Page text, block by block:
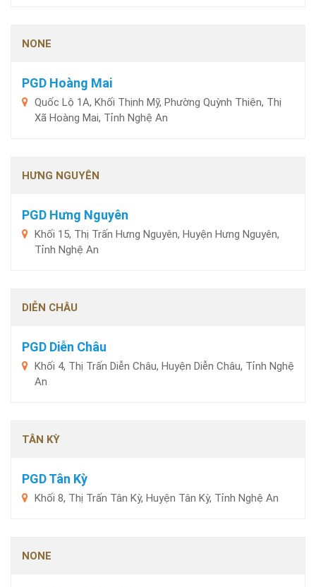
NONE
PGD Hoàng Mai
Quốc Lộ 1A, Khối Thịnh Mỹ, Phường Quỳnh Thiện, Thị
Xã Hoàng Mai, Tỉnh Nghệ An
HƯNG NGUYÊN
PGD Hưng Nguyên
Khối 15, Thị Trấn Hưng Nguyên, Huyện Hưng Nguyên,
Tỉnh Nghệ An
DIỄN CHÂU
PGD Diễn Châu
Khối 4, Thị Trấn Diễn Châu, Huyện Diễn Châu, Tỉnh Nghệ
An
TÂN KỲ
PGD Tân Kỳ
Khối 8, Thị Trấn Tân Kỳ, Huyện Tân Kỳ, Tỉnh Nghệ An
NONE